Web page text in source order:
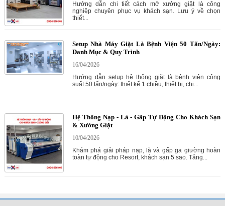
Hướng dẫn chi tiết cách mở xưởng giặt là công
nghiệp chuyên phục vụ khách sạn. Lưu ý về chọn
thiết...
Setup Nhà Máy Giặt Là Bệnh Viện 50 Tấn/Ngày:
Danh Mục & Quy Trình
16/04/2026
Hướng dẫn setup hệ thống giặt là bệnh viện công
suất 50 tấn/ngày: thiết kế 1 chiều, thiết bị, chi...
Hệ Thống Nạp - Là - Gấp Tự Động Cho Khách Sạn
& Xưởng Giặt
10/04/2026
Khám phá giải pháp nạp, là và gấp ga giường hoàn
toàn tự động cho Resort, khách sạn 5 sao. Tăng...